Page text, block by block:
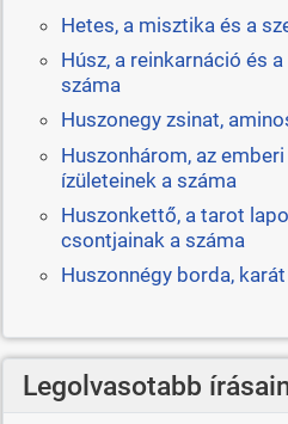
Hetes, a misztika és a
Húsz, a reinkarnáció és
száma
Huszonegy zsinat,
Huszonhárom, az
ízületeinek a száma
Huszonkettő, a tarot
csontjainak a száma
Huszonnégy borda,
Legolvasotabb